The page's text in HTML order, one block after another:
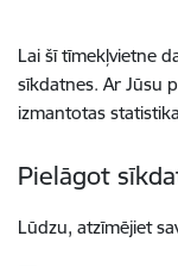
Lai šī tīmekļvietne
sīkdatnes. Ar Jūsu
izmantotas
Pielāgot
Lūdzu, atzīmējiet